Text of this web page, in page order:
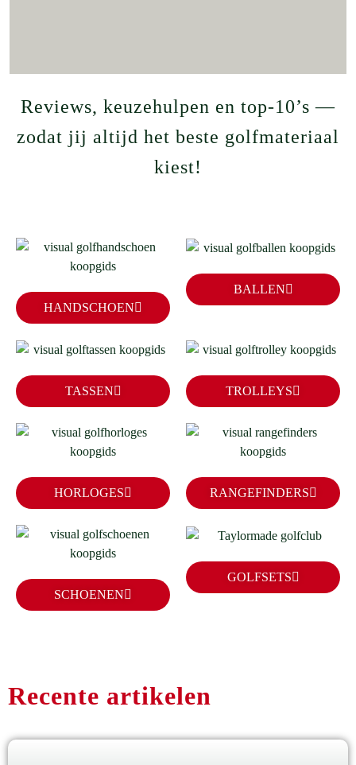
Reviews, keuzehulpen en top‑10’s —
zodat jij altijd het beste golfmateriaal
kiest!
HANDSCHOEN
BALLEN
TASSEN TROLLEYS
HORLOGES RANGEFINDERS
SCHOENEN
GOLFSETS
Recente artikelen